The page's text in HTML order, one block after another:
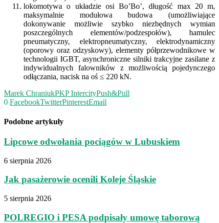
lokomotywa o układzie osi Bo’Bo’, długość max 20 m,
maksymalnie modułowa budowa (umożliwiające
dokonywanie możliwie szybko niezbędnych wymian
poszczególnych elementów/podzespołów), hamulec
pneumatyczny, elektropneumatyczny, elektrodynamiczny
(oporowy oraz odzyskowy), elementy półprzewodnikowe w
technologii IGBT, asynchroniczne silniki trakcyjne zasilane z
indywidualnych falowników z możliwością pojedynczego
odłączania, nacisk na oś ≤ 220 kN.
Marek ChraniukPKP IntercityPush&Pull
0 FacebookTwitterPinterestEmail
Podobne artykuły
Lipcowe odwołania pociągów w Lubuskiem
6 sierpnia 2026
Jak pasażerowie ocenili Koleje Śląskie
5 sierpnia 2026
POLREGIO i PESA podpisały umowę taborową